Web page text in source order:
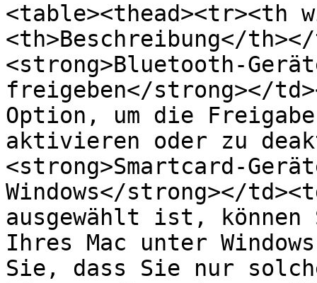
<table><thead><tr><th
<th>Beschreibung</
<strong>Bluetooth-
freigeben</strong></
Option, um die
aktivieren oder zu
<strong>Smartcard-
Windows</strong></
ausgewählt ist,
Ihres Mac unter
Sie, dass Sie nur